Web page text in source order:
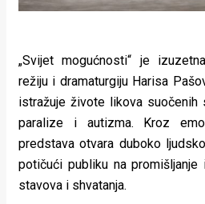
„Svijet mogućnosti“ je
režiju i dramaturgiju Harisa
istražuje živote likova suočenih
paralize i autizma. Kroz
predstava otvara duboko
potičući publiku na
stavova i shvatanja.